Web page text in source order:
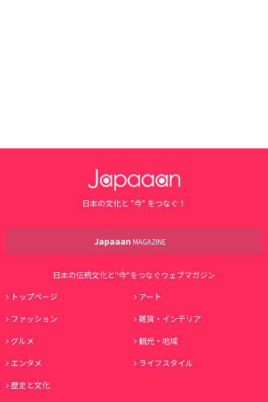
日本の文化と ”今” をつなぐ！
Japaaan MAGAZINE
日本の伝統文化と"今"をつなぐウェブマガジン
トップページ
アート
ファッション
雑貨・インテリア
グルメ
観光・地域
エンタメ
ライフスタイル
歴史と文化